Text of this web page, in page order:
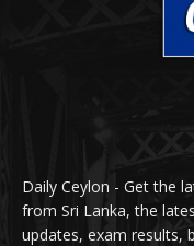
Daily Ceylon - Get the
from Sri Lanka, the
updates, exam results,